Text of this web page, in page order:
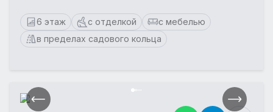
6 этаж с отделкой
с мебелью
в пределах садового кольца